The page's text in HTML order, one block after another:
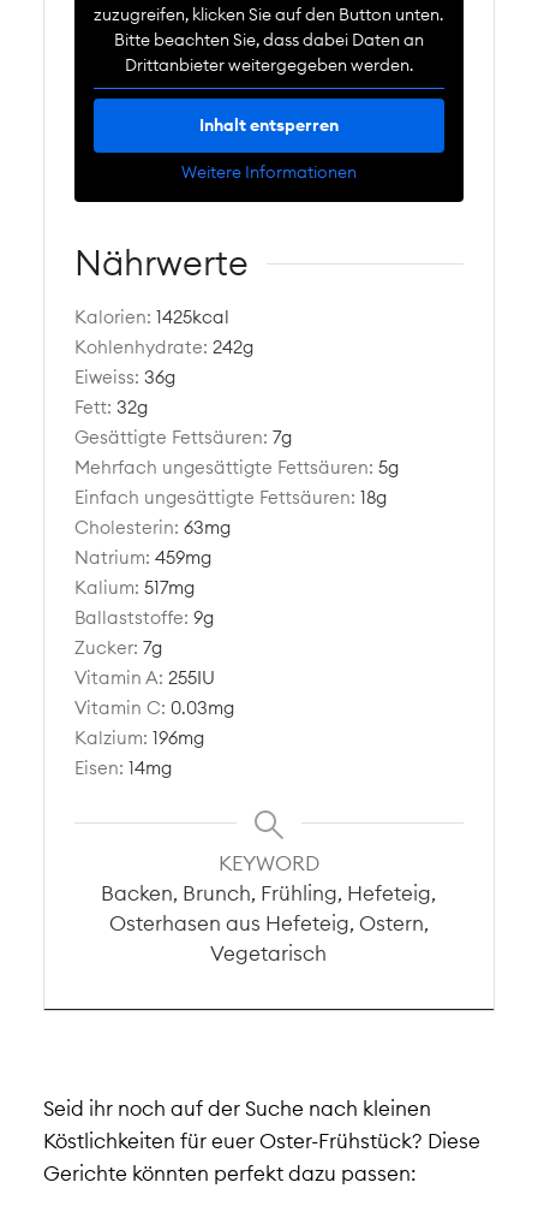
zuzugreifen, klicken Sie auf den Button unten.
Bitte beachten Sie, dass dabei Daten an
Drittanbieter weitergegeben werden.
Inhalt entsperren
Weitere Informationen
Nährwerte
Kalorien:1425kcal
Kohlenhydrate:242g
Eiweiss:36g
Fett:32g
Gesättigte Fettsäuren:7g
Mehrfach ungesättigte Fettsäuren:5g
Einfach ungesättigte Fettsäuren:18g
Cholesterin:63mg
Natrium:459mg
Kalium:517mg
Ballaststoffe:9g
Zucker:7g
Vitamin A:255IU
Vitamin C: 0.03mg
Kalzium:196mg
Eisen:14mg
KEYWORD
Backen, Brunch, Frühling, Hefeteig,
Osterhasen aus Hefeteig, Ostern,
Vegetarisch
Seid ihr noch auf der Suche nach kleinen
Köstlichkeiten für euer Oster-Frühstück? Diese
Gerichte könnten perfekt dazu passen: